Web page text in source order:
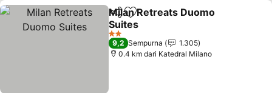
BagikanTambahkan ke favorit
Milan Retreats Duomo
Suites
Lihat harga
2 Bintang
9,2 Sempurna
1.305
0.4 km dari Katedral Milano